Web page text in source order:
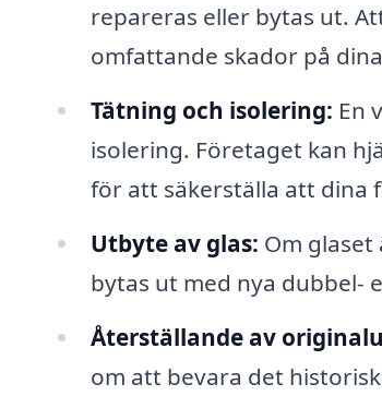
repareras eller bytas ut.
omfattande skador på
Tätning och isolering: En
isolering. Företaget kan
för att säkerställa att dina
Utbyte av glas: Om
bytas ut med nya dubbel-
Återställande av
om att bevara det